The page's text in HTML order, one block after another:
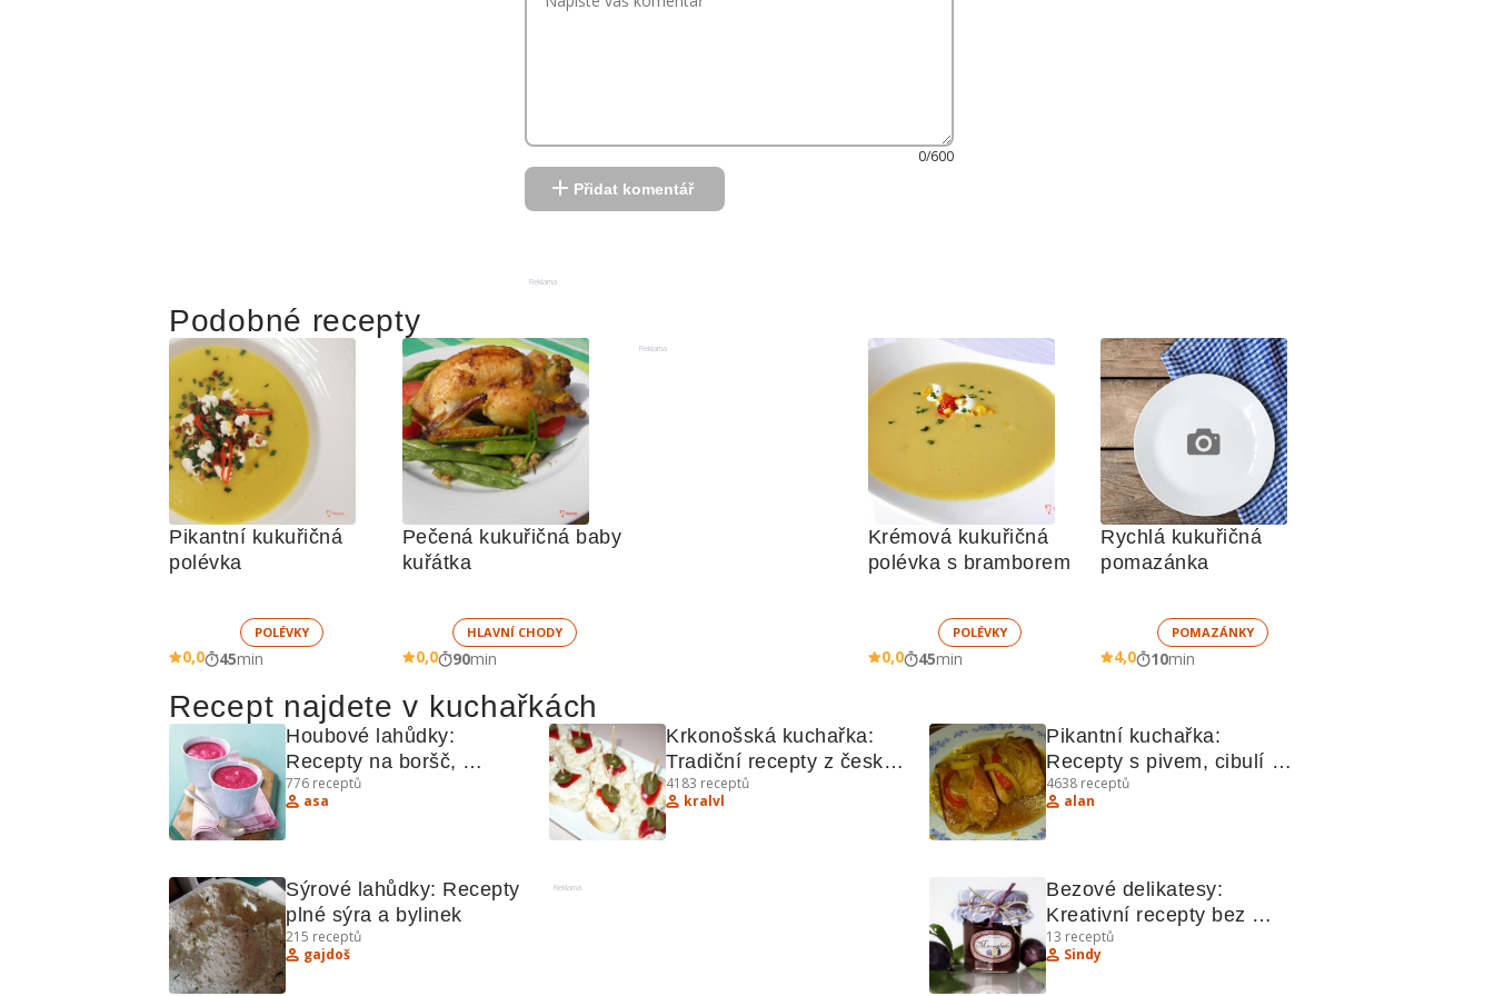
0/600
Přidat komentář
Reklama
Podobné recepty
Pikantní kukuřičná
polévka
POLÉVKY
0,0 45min
Pečená kukuřičná baby
kuřátka
HLAVNÍ CHODY
0,0 90min
Reklama
Krémová kukuřičná
polévka s bramborem
POLÉVKY
0,0 45min
Rychlá kukuřičná
pomazánka
POMAZÁNKY
4,0 10min
Recept najdete v kuchařkách
Houbové lahůdky:
Recepty na boršč,
houbové polévky a další!
776 receptů
asa
Krkonošská kuchařka:
Tradiční recepty z české
kuchyně
4183 receptů
kralvl
Pikantní kuchařka:
Recepty s pivem, cibulí a
tvarohem
4638 receptů
alan
Sýrové lahůdky: Recepty
plné sýra a bylinek
215 receptů
gajdoš
Reklama
Bezové delikatesy:
Kreativní recepty bez
cukru, bylinek a s
pikantními kombinacemi.
13 receptů
Sindy